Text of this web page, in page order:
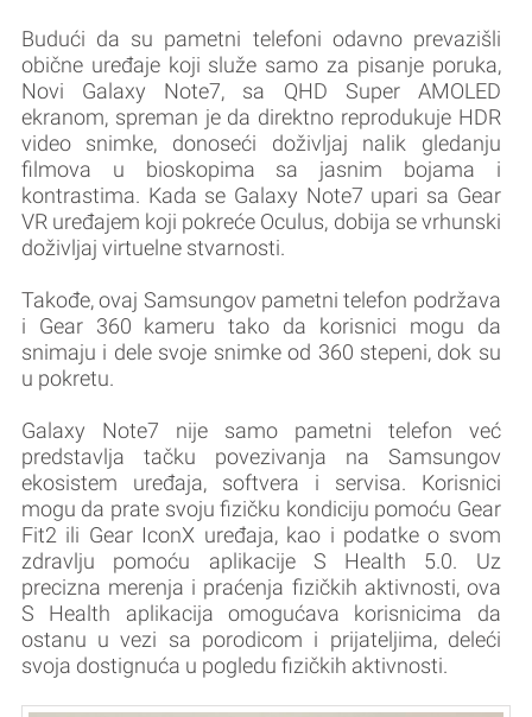
Budući da su pametni telefoni odavno prevazišli
obične uređaje koji služe samo za pisanje poruka,
Novi Galaxy Note7, sa QHD Super AMOLED
ekranom, spreman je da direktno reprodukuje HDR
video snimke, donoseći doživljaj nalik gledanju
filmova u bioskopima sa jasnim bojama i
kontrastima. Kada se Galaxy Note7 upari sa Gear
VR uređajem koji pokreće Oculus, dobija se vrhunski
doživljaj virtuelne stvarnosti.
Takođe, ovaj Samsungov pametni telefon podržava
i Gear 360 kameru tako da korisnici mogu da
snimaju i dele svoje snimke od 360 stepeni, dok su
u pokretu.
Galaxy Note7 nije samo pametni telefon već
predstavlja tačku povezivanja na Samsungov
ekosistem uređaja, softvera i servisa. Korisnici
mogu da prate svoju fizičku kondiciju pomoću Gear
Fit2 ili Gear IconX uređaja, kao i podatke o svom
zdravlju pomoću aplikacije S Health 5.0. Uz
precizna merenja i praćenja fizičkih aktivnosti, ova
S Health aplikacija omogućava korisnicima da
ostanu u vezi sa porodicom i prijateljima, deleći
svoja dostignuća u pogledu fizičkih aktivnosti.